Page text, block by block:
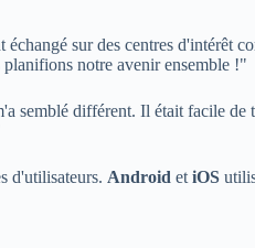
sur des centres d'intérêt
planifions notre avenir ensemble !"
semblé différent. Il était facile de
d'utilisateurs. Android et iOS